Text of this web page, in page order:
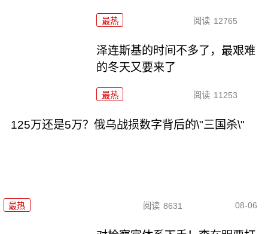
最热 阅读 12765
泽连斯基的时间不多了，最艰难
的冬天又要来了
最热 阅读 11253
125万还是5万？俄乌战损数字背后的\"三国杀\"
最热 阅读 8631 08-06